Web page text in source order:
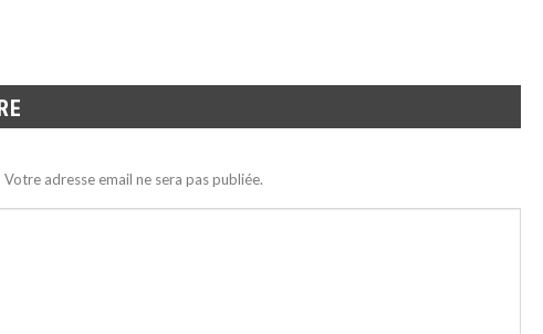
Votre adresse email ne sera pas publiée.